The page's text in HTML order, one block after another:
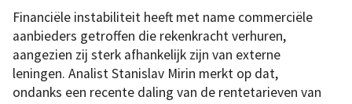
Financiële instabiliteit heeft met name commerciële
aanbieders getroffen die rekenkracht verhuren,
aangezien zij sterk afhankelijk zijn van externe
leningen. Analist Stanislav Mirin merkt op dat,
ondanks een recente daling van de rentetarieven van